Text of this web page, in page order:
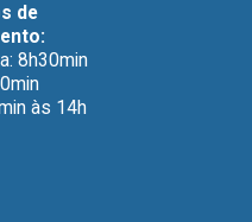
de
8h30min
às 14h